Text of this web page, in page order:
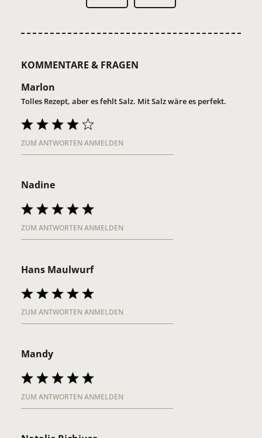
KOMMENTARE & FRAGEN
Marlon
Tolles Rezept, aber es fehlt Salz. Mit Salz wäre es perfekt.
ZUM ANTWORTEN ANMELDEN
Nadine
ZUM ANTWORTEN ANMELDEN
Hans Maulwurf
ZUM ANTWORTEN ANMELDEN
Mandy
ZUM ANTWORTEN ANMELDEN